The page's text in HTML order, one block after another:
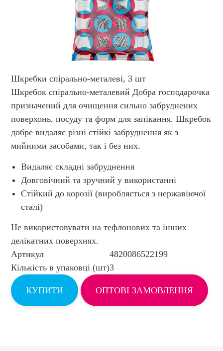
Шкребки спірально-металеві, 3 шт
Шкребок спірально-металевий Добра господарочка
призначений для очищення сильно забруднених
поверхонь, посуду та форм для запікання. Шкребок
добре видаляє різні стійкі забруднення як з
мийними засобами, так і без них.
Видаляє складні забруднення
Довговічний та зручний у використанні
Стійкий до корозії (виробляється з нержавіючої
сталі)
Не використовувати на тефлонових та інших
делікатних поверхнях.
Артикул
4820086522199
Кількість в упаковці (шт)3
КУПИТИ ОПТОВІ ЗАМОВЛЕННЯ